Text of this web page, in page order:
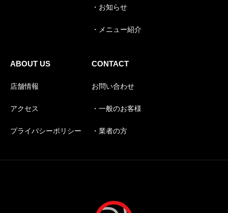
・お知らせ
・メニュー紹介
ABOUT US
店舗情報
アクセス
プライバシーポリシー
CONTACT
お問い合わせ
・一般のお客様
・業者の方